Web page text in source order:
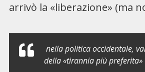
arrivò la «liberazione» (ma
nella politica occidentale,
della «tirannia più preferita»